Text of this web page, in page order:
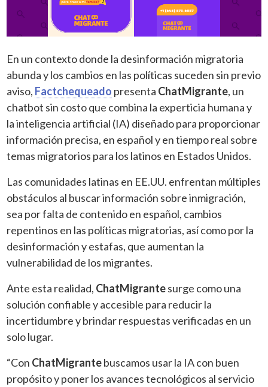
En un contexto donde la desinformación migratoria
abunda y los cambios en las políticas suceden sin previo
aviso, Factchequeado presenta ChatMigrante, un
chatbot sin costo que combina la experticia humana y
la inteligencia artificial (IA) diseñado para proporcionar
información precisa, en español y en tiempo real sobre
temas migratorios para los latinos en Estados Unidos.
Las comunidades latinas en EE.UU. enfrentan múltiples
obstáculos al buscar información sobre inmigración,
sea por falta de contenido en español, cambios
repentinos en las políticas migratorias, así como por la
desinformación y estafas, que aumentan la
vulnerabilidad de los migrantes.
Ante esta realidad, ChatMigrantesurge como una
solución confiable y accesible para reducir la
incertidumbre y brindar respuestas verificadas en un
solo lugar.
“Con ChatMigrantebuscamos usar la IA con buen
propósito y poner los avances tecnológicos al servicio